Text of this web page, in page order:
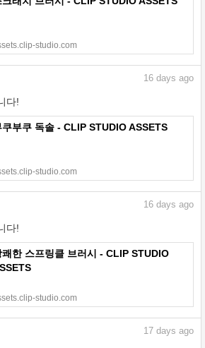
studio.com
다!
16 days ago
쿠부쿠 독솔 - CLIP STUDIO ASSETS
studio.com
다!
16 days ago
쾌한 스프링클 브러시 - CLIP STUDIO
studio.com
17 days ago